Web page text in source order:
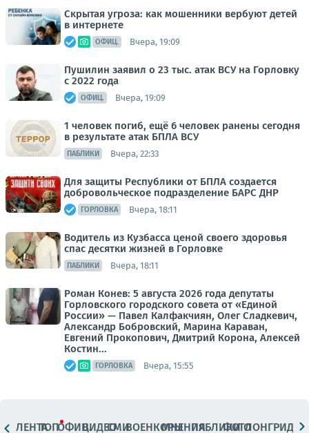
Скрытая угроза: как мошенники вербуют детей
в интернете
ОФИЦ. Вчера, 19:09
Пушилин заявил о 23 тыс. атак ВСУ на Горловку
с 2022 года
ОФИЦ. Вчера, 19:09
1 человек погиб, ещё 6 человек ранены сегодня
в результате атак БПЛА ВСУ
ПАБЛИКИ Вчера, 22:33
Для защиты Республики от БПЛА создается
добровольческое подразделение БАРС ДНР
ГОРЛОВКА Вчера, 18:11
Водитель из Кузбасса ценой своего здоровья
спас десятки жизней в Горловке
ПАБЛИКИ Вчера, 18:11
Роман Конев: 5 августа 2026 года депутаты
Горловского городского совета от «Единой
России» — Павел Калфакчиян, Олег Сладкевич,
Александр Бобровский, Марина Караван,
Евгений Прокопович, Дмитрий Корона, Алексей
Костин...
ГОРЛОВКА Вчера, 15:55
ЛЕНТАТОПОФИЦ.ВИДЕОСМИВОЕНКОРЫМНЕНИЯПАБЛИКИ
ФОТОЛОНГРИДЫ